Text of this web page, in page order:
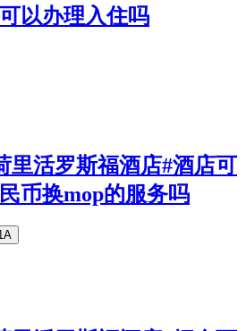
以办理入住吗
里活罗斯福酒店#酒店可
币换mop的服务吗